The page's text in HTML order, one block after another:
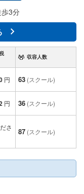
3分
収容人数
円 63 (スクール)
円 36 (スクール)
さ
87 (スクール)